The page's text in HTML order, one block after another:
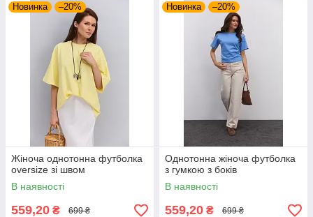
Новинка –20%
Жіноча однотонна футболка
oversize зі швом
В наявності
559,20 ₴ 699 ₴
Новинка –20%
Однотонна жіноча футболка
з гумкою з боків
В наявності
559,20 ₴ 699 ₴